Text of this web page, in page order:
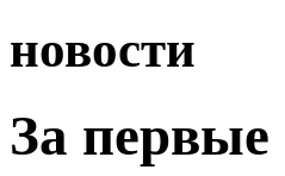
новости
За